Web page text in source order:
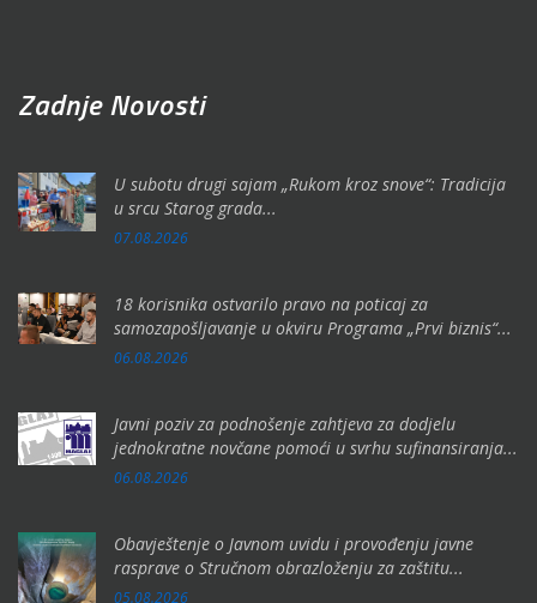
Zadnje Novosti
U subotu drugi sajam „Rukom kroz snove“: Tradicija
u srcu Starog grada...
07.08.2026
18 korisnika ostvarilo pravo na poticaj za
samozapošljavanje u okviru Programa „Prvi biznis“...
06.08.2026
Javni poziv za podnošenje zahtjeva za dodjelu
jednokratne novčane pomoći u svrhu sufinansiranja...
06.08.2026
Obavještenje o Javnom uvidu i provođenju javne
rasprave o Stručnom obrazloženju za zaštitu...
05.08.2026